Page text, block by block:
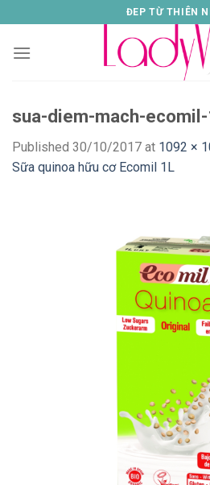
to
content
ĐEP TỪ THIÊN
sua-diem-mach-
Published 30/10/2017 at 1092 ×
Sữa quinoa hữu cơ Ecomil 1L